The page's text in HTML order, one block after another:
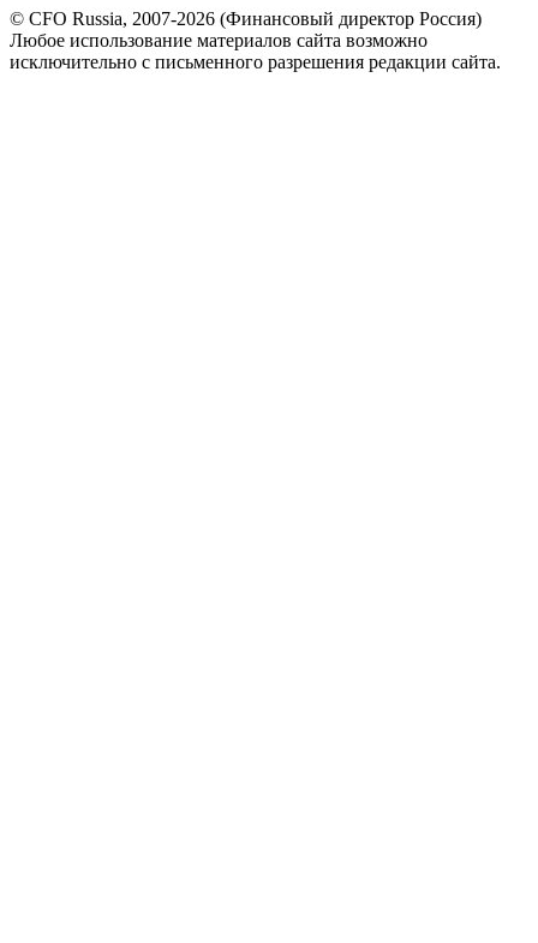
© CFO Russia, 2007-2026 (Финансовый директор Россия)
Любое использование материалов сайта возможно
исключительно с письменного разрешения редакции сайта.